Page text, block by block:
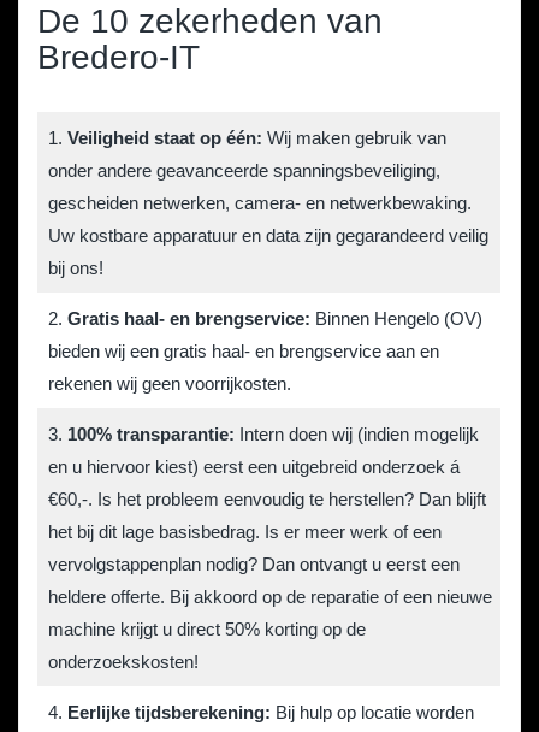
De 10 zekerheden van
Bredero-IT
1. Veiligheid staat op één: Wij maken gebruik van
onder andere geavanceerde spanningsbeveiliging,
gescheiden netwerken, camera- en netwerkbewaking.
Uw kostbare apparatuur en data zijn gegarandeerd veilig
bij ons!
2. Gratis haal- en brengservice: Binnen Hengelo (OV)
bieden wij een gratis haal- en brengservice aan en
rekenen wij geen voorrijkosten.
3. 100% transparantie: Intern doen wij (indien mogelijk
en u hiervoor kiest) eerst een uitgebreid onderzoek á
€60,-. Is het probleem eenvoudig te herstellen? Dan blijft
het bij dit lage basisbedrag. Is er meer werk of een
vervolgstappenplan nodig? Dan ontvangt u eerst een
heldere offerte. Bij akkoord op de reparatie of een nieuwe
machine krijgt u direct 50% korting op de
onderzoekskosten!
4. Eerlijke tijdsberekening: Bij hulp op locatie worden